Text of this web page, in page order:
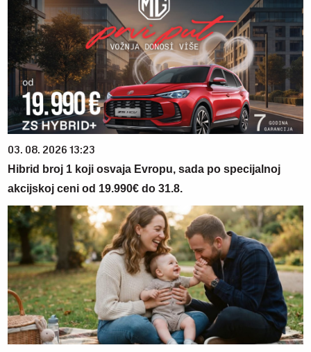
03. 08. 2026 13:23
Hibrid broj 1 koji osvaja Evropu, sada po specijalnoj
akcijskoj ceni od 19.990€ do 31.8.